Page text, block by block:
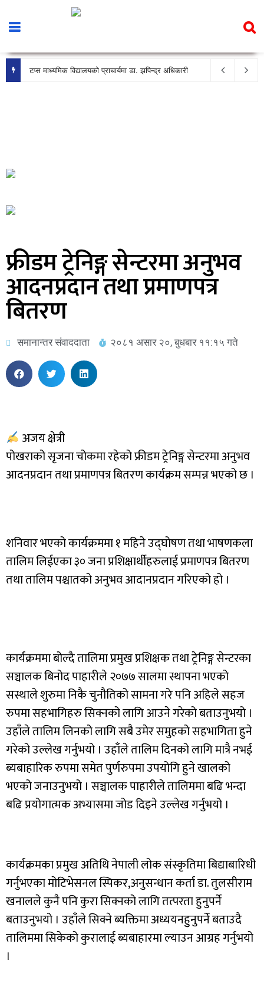
टप्स माध्यमिक विद्यालयको प्राचार्यमा डा. झपिन्द्र अधिकारी
फ्रीडम ट्रेनिङ्ग सेन्टरमा अनुभव
आदनप्रदान तथा प्रमाणपत्र
बितरण
समानान्तर संवाददाता २०८१ असार २०, बुधबार ११:१५ गते
अजय क्षेत्री
पोखराको सृजना चोकमा रहेको फ्रीडम ट्रेनिङ्ग सेन्टरमा अनुभव
आदनप्रदान तथा प्रमाणपत्र बितरण कार्यक्रम सम्पन्न भएको छ ।
शनिवार भएको कार्यक्रममा १ महिने उद्घोषण तथा भाषणकला
तालिम लिईएका ३० जना प्रशिक्षार्थीहरुलाई प्रमाणपत्र बितरण
तथा तालिम पश्चातको अनुभव आदानप्रदान गरिएको हो ।
कार्यक्रममा बोल्दै तालिमा प्रमुख प्रशिक्षक तथा ट्रेनिङ्ग सेन्टरका
सञ्चालक बिनोद पाहारीले २०७७ सालमा स्थापना भएको
सस्थाले शुरुमा निकै चुनौतिको सामना गरे पनि अहिले सहज
रुपमा सहभागिहरु सिक्नको लागि आउने गरेको बताउनुभयो ।
उहाँले तालिम लिनको लागि सबै उमेर समुहको सहभागिता हुने
गरेको उल्लेख गर्नुभयो । उहाँले तालिम दिनको लागि मात्रै नभई
ब्यबाहारिक रुपमा समेत पुर्णरुपमा उपयोगि हुने खालको
भएको जनाउनुभयो । सञ्चालक पाहारीले तालिममा बढि भन्दा
बढि प्रयोगात्मक अभ्यासमा जोड दिइने उल्लेख गर्नुभयो ।
कार्यक्रमका प्रमुख अतिथि नेपाली लोक संस्कृतिमा बिद्याबारिधी
गर्नुभएका मोटिभेसनल स्पिकर,अनुसन्धान कर्ता डा. तुलसीराम
खनालले कुनै पनि कुरा सिक्नको लागि तत्परता हुनुपर्ने
बताउनुभयो । उहाँले सिक्ने ब्यक्तिमा अध्ययनहुुनुपर्ने बताउदै
तालिममा सिकेको कुरालाई ब्यबाहारमा ल्याउन आग्रह गर्नुभयो
।